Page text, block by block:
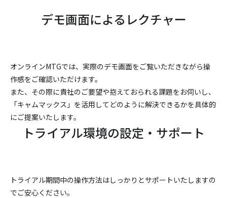
デモ画面によるレクチャー
オンラインMTGでは、実際のデモ画面をご覧いただきながら操
作感をご確認いただけます。
また、その際に貴社のご要望や抱えておられる課題をお伺いし、
「キャムマックス」を活用してどのように解決できるかを具体的
にご提案いたします。
トライアル環境の設定・サポート
トライアル期間中の操作方法はしっかりとサポートいたしますの
でご安心ください。